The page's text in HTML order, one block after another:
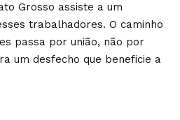
Grosso assiste a um
trabalhadores. O caminho
passa por união, não por
um desfecho que beneficie a